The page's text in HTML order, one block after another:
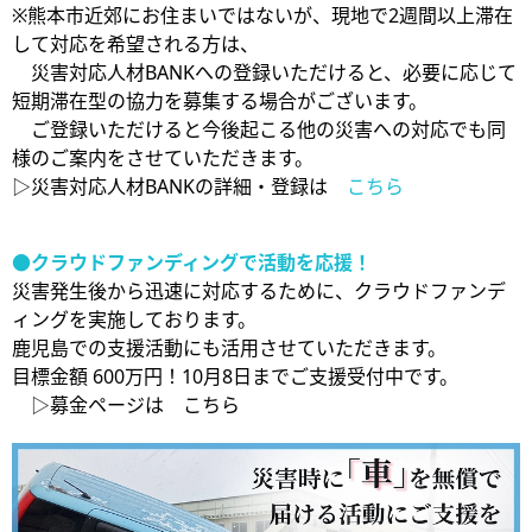
※熊本市近郊にお住まいではないが、現地で2週間以上滞在
して対応を希望される方は、
災害対応人材BANKへの登録いただけると、必要に応じて
短期滞在型の協力を募集する場合がございます。
ご登録いただけると今後起こる他の災害への対応でも同
様のご案内をさせていただきます。
▷災害対応人材BANKの詳細・登録は こちら
●クラウドファンディングで活動を応援！
災害発生後から迅速に対応するために、クラウドファンデ
ィングを実施しております。
鹿児島での支援活動にも活用させていただきます。
目標金額 600万円！10月8日までご支援受付中です。
▷募金ページは こちら